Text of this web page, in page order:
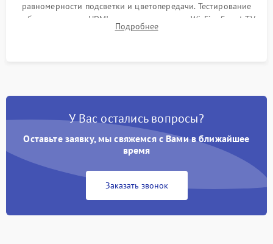
равномерности подсветки и цветопередачи. Тестирование
работы разъемов HDMI, динамиков, модуля Wi-Fi и Smart TV
в рабочем режиме в течение нескольких часов.
Подробнее
У Вас остались вопросы?
Оставьте заявку, мы свяжемся с Вами в ближайшее
время
Заказать звонок